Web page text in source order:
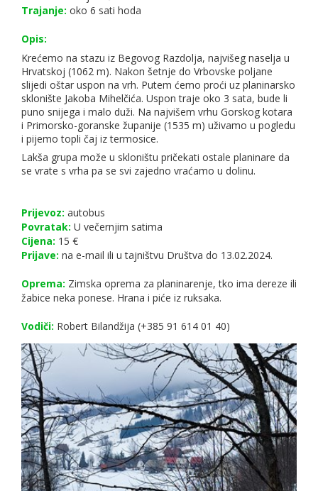
Trajanje: oko 6 sati hoda
Opis:
Krećemo na stazu iz Begovog Razdolja, najvišeg naselja u
Hrvatskoj (1062 m). Nakon šetnje do Vrbovske poljane
slijedi oštar uspon na vrh. Putem ćemo proći uz planinarsko
sklonište Jakoba Mihelčića. Uspon traje oko 3 sata, bude li
puno snijega i malo duži. Na najvišem vrhu Gorskog kotara
i Primorsko-goranske županije (1535 m) uživamo u pogledu
i pijemo topli čaj iz termosice.
Lakša grupa može u skloništu pričekati ostale planinare da
se vrate s vrha pa se svi zajedno vraćamo u dolinu.
Prijevoz: autobus
Povratak: U večernjim satima
Cijena: 15 €
Prijave: na e-mail ili u tajništvu Društva do 13.02.2024.
Oprema: Zimska oprema za planinarenje, tko ima dereze ili
žabice neka ponese. Hrana i piće iz ruksaka.
Vodiči: Robert Bilandžija (+385 91 614 01 40)